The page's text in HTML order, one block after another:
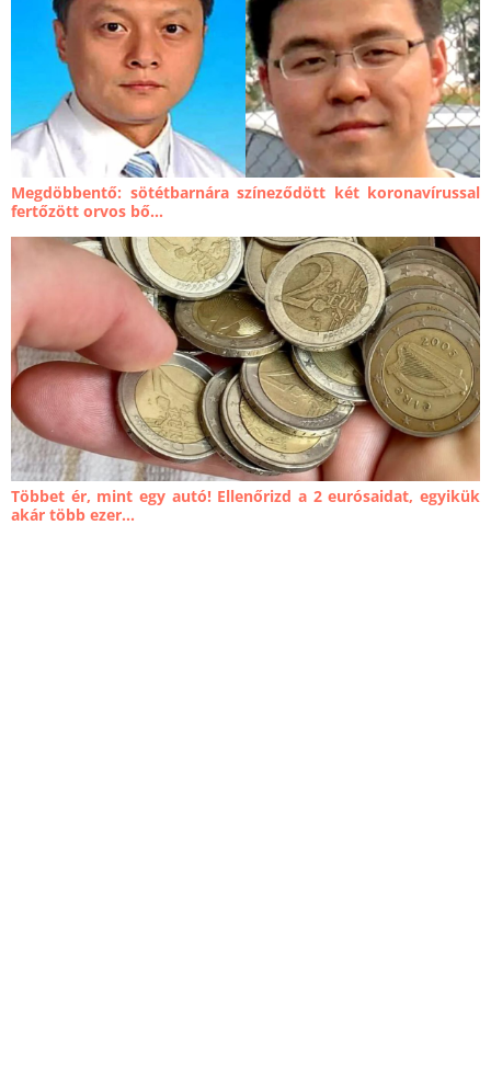
Megdöbbentő: sötétbarnára színeződött két koronavírussal
fertőzött orvos bő...
Többet ér, mint egy autó! Ellenőrizd a 2 eurósaidat, egyikük
akár több ezer...